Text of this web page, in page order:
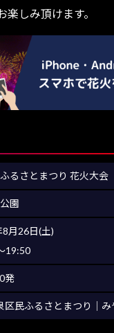
しみ頂けます。
るさとまつり 花火大会
園
月26日(土)
19:50
発
区民ふるさとまつり｜